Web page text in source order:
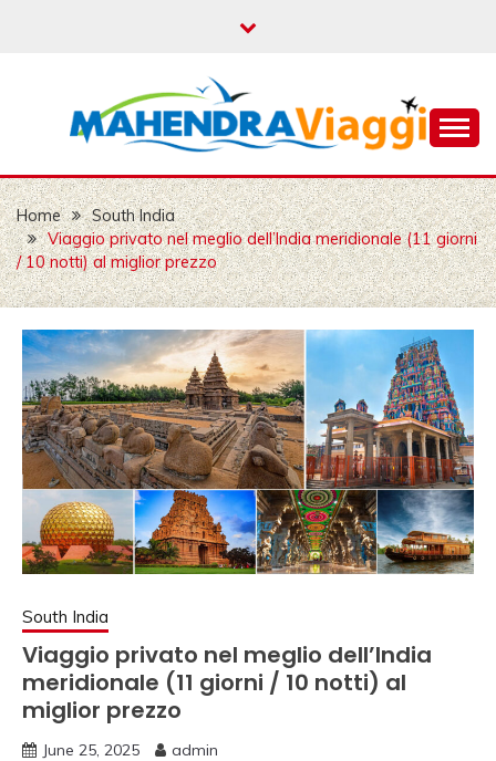
MAHENDRA VIAGGI |
VIAGGIO IN INDIA,
VIAGGIO INDIA,
CON AUTISTA IN
INDIA, VIAGGI SU
MISURA IN INDIA,
INDIA
VIAGGIO,VIAGGIO IN
NORD INDIA,
IN SUD INDIA
VIAGGIO IN NORD,
VIAGGIO IN SUD,
NOLEGGIO DI AUTO
CON CONDUCENTE
INDIA, VIAGGI INDIA,
Home
South India
Viaggio privato nel meglio dell’India meridionale (11 giorni
/ 10 notti) al miglior prezzo
South India
Viaggio privato nel meglio dell’India
meridionale (11 giorni / 10 notti) al
miglior prezzo
June 25, 2025 admin